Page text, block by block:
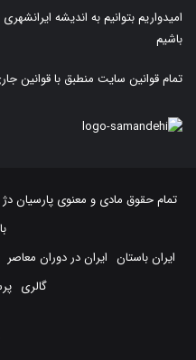
امیدواریم بتوانیم به اندیشه
باشیم
تمام قوانین سایت منطبق با قوانین
تمام حقوق مادی و معنوی پارسیان دژ
ایران باستان ایران در دوران معاصر
گالری